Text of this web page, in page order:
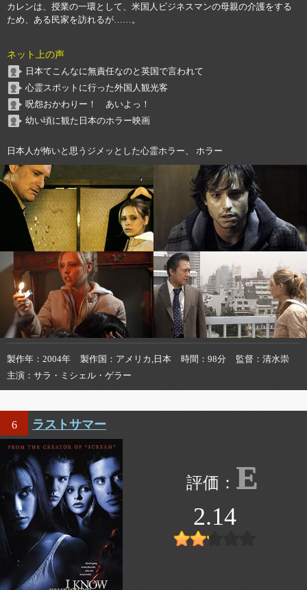
カレンは、授業の一環として、米国人ビジネスマンの母親の介護をする
ため、ある民家を訪れるが……。
ネット上の声
日本てこんなに無責任なのと英国で言われて
心霊スポットに行った外国人観光客
呪怨おかわりー！ あいよっ！
幼い頃に観た日本のホラー映画
日本人が怖いと思うジメッとした心霊ホラー、 ホラー
製作年 2004年 製作国 アメリカ,日本 時間 98分 監督
清水崇
主演
サラ・ミシェル・ゲラー
6 ラストサマー
E
2.14